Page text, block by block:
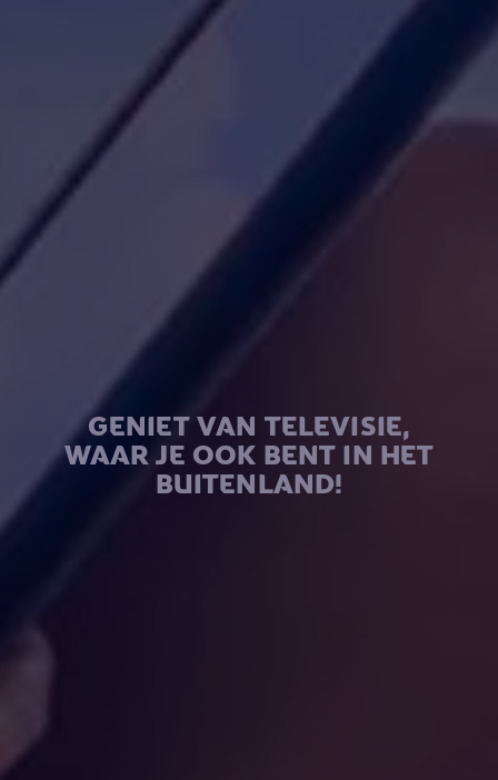
GENIET VAN TELEVISIE,
WAAR JE OOK BENT IN HET
BUITENLAND!